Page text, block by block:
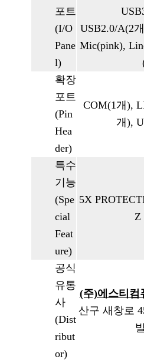
포트
(I/O
Pane
l)
USB2.0/A(2
Mic(pink),
확장
포트
(Pin
Hea
der)
COM(1개),
개),
특수
기능
(Spe
cial
Feat
ure)
5X
Z
공식
유통
사
(Dist
ribut
or)
(주)에스티컴
산구 새창로